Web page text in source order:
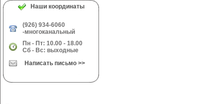
Наши координаты
(926) 934-6060
-многоканальный
Пн - Пт: 10.00 - 18.00
Сб - Вс: выходные
Написать письмо >>